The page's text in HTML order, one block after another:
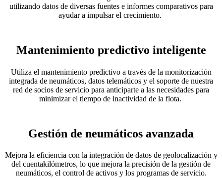
utilizando datos de diversas fuentes e informes comparativos para
ayudar a impulsar el crecimiento.
Mantenimiento predictivo inteligente
Utiliza el mantenimiento predictivo a través de la monitorización
integrada de neumáticos, datos telemáticos y el soporte de nuestra
red de socios de servicio para anticiparte a las necesidades para
minimizar el tiempo de inactividad de la flota.
Gestión de neumáticos avanzada
Mejora la eficiencia con la integración de datos de geolocalización y
del cuentakilómetros, lo que mejora la precisión de la gestión de
neumáticos, el control de activos y los programas de servicio.